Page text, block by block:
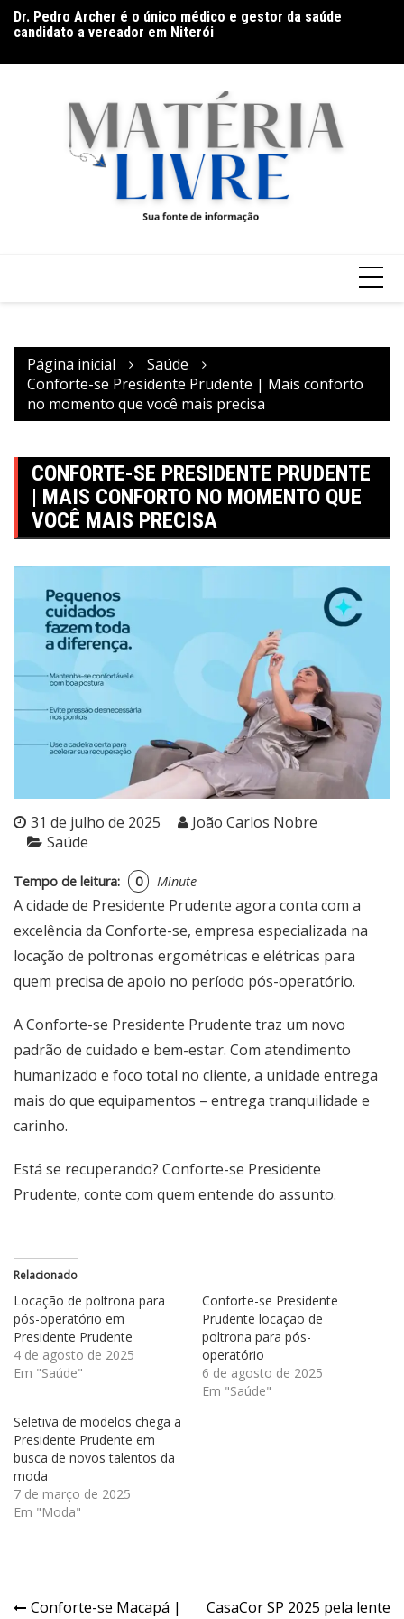
para
conteúdo
Dr. Pedro Archer é o único médico e gestor da saúde
candidato a vereador em Niterói
Página inicial
Saúde
Conforte-se Presidente Prudente | Mais conforto
no momento que você mais precisa
CONFORTE-SE PRESIDENTE PRUDENTE
| MAIS CONFORTO NO MOMENTO QUE
VOCÊ MAIS PRECISA
31 de julho de 2025
João Carlos Nobre
Saúde
Tempo de leitura: 0 Minute
A cidade de Presidente Prudente agora conta com a
excelência da Conforte-se, empresa especializada na
locação de poltronas ergométricas e elétricas para
quem precisa de apoio no período pós-operatório.
AConforte-se Presidente Prudente traz um novo
padrão de cuidado e bem-estar. Com atendimento
humanizado e foco total no cliente, a unidade entrega
mais do que equipamentos – entrega tranquilidade e
carinho.
Está se recuperando? Conforte-se Presidente
Prudente, conte com quem entende do assunto.
Relacionado
Locação de poltrona para
pós-operatório em
Presidente Prudente
4 de agosto de 2025
Em "Saúde"
Conforte-se Presidente
Prudente locação de
poltrona para pós-
operatório
6 de agosto de 2025
Em "Saúde"
Seletiva de modelos chega a
Presidente Prudente em
busca de novos talentos da
moda
7 de março de 2025
Em "Moda"
Navegação
Conforte-se Macapá |
CasaCor SP 2025 pela lente